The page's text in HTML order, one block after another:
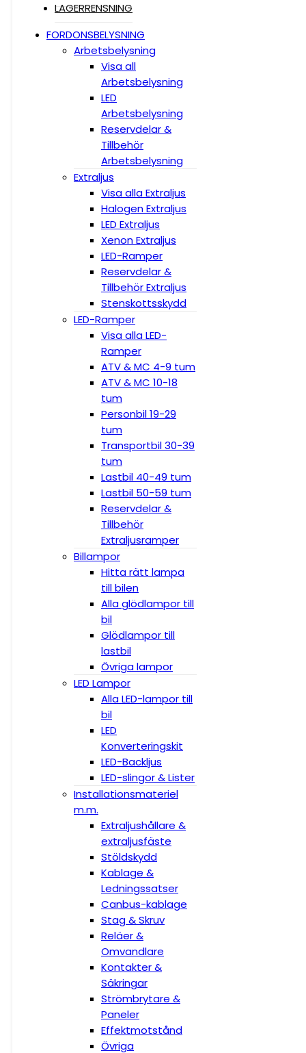
LAGERRENSNING
FORDONSBELYSNING
Arbetsbelysning
Visa all
Arbetsbelysning
LED
Arbetsbelysning
Reservdelar &
Tillbehör
Arbetsbelysning
Extraljus
Visa alla Extraljus
Halogen Extraljus
LED Extraljus
Xenon Extraljus
LED-Ramper
Reservdelar &
Tillbehör Extraljus
Stenskottsskydd
LED-Ramper
Visa alla LED-
Ramper
ATV & MC 4-9 tum
ATV & MC 10-18
tum
Personbil 19-29
tum
Transportbil 30-39
tum
Lastbil 40-49 tum
Lastbil 50-59 tum
Reservdelar &
Tillbehör
Extraljusramper
Billampor
Hitta rätt lampa
till bilen
Alla glödlampor till
bil
Glödlampor till
lastbil
Övriga lampor
LED Lampor
Alla LED-lampor till
bil
LED
Konverteringskit
LED-Backljus
LED-slingor & Lister
Installationsmateriel
m.m.
Extraljushållare &
extraljusfäste
Stöldskydd
Kablage &
Ledningssatser
Canbus-kablage
Stag & Skruv
Reläer &
Omvandlare
Kontakter &
Säkringar
Strömbrytare &
Paneler
Effektmotstånd
Övriga